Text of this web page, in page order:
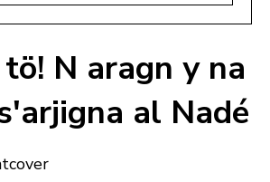
N aragn y na
al Nadé